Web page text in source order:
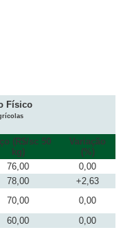
Físico
(R$/sc 50
kg)
Variação
(%)
76,00
0,00
78,00
+2,63
70,00
0,00
60,00
0,00